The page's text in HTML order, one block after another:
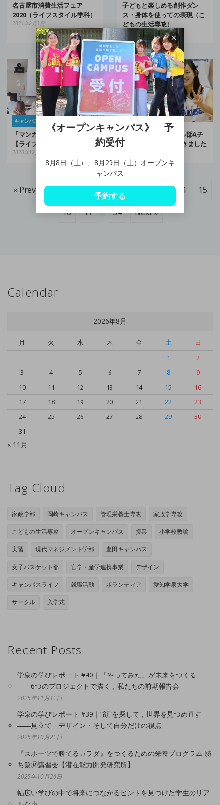
名古屋市消費生活フェア
2020（ライフスタイル学科）
2021年2月3日
子どもと楽しめる創作ダン
ス・身体を使っての表現（こ
どもの生活専攻）
2020年12月24日
キャンパスブログ
「マンガでビブリオバトル」
【ライフスタイル学科】
2020年12月11日
女子バスケットボール部Aチ
ーム キャプテンに聞きました
« Prev 10 11 14 15
16 17 … 34 Next »
Calendar
2026年8月
月 火 水 木 金 土
日
1
2
3
4 5 6 7 8
9
10
11 12 13 14 15
16
17
18 19 20 21 22
23
24
25 26 27 28 29
30
31
« 11月
Tag Cloud
家政学部 岡崎キャンパス 管理栄養士専攻 家政学専攻
こどもの生活専攻 オープンキャンパス 授業 小学校教諭
実習 現代マネジメント学部 豊田キャンパス
女子バスケット部 官学・産学連携事業 デザイン
キャンパスライフ 就職活動 ボランティア 愛知学泉大学
サークル 入学式
Recent Posts
学泉の学びレポート #40｜「やってみた」が未来をつくる
――6つのプロジェクトで描く，私たちの前期報告会
2025年11月11日
学泉の学びレポート #39｜“顔”を探して，世界を見つめ直す
――見立て・デザイン・そして自分だけの視点
2025年10月21日
『スポーツで勝てるカラダ』をつくるための栄養プログラム 勝
ち飯🄬講習会【潜在能力開発研究所】
2025年10月20日
幅広い学びの中で将来につながるヒントを見つけた学生のリア
《オープンキャンパス》 予
約受付
8月8日（土）、8月29日（土）オープンキ
ャンパス
予約する